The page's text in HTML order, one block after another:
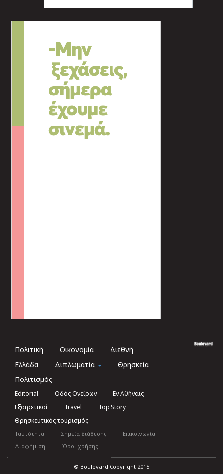
Πολιτική Οικονομία
Διεθνή
Ελλάδα
Διπλωματία
Θρησκεία
Πολιτισμός
Editorial Οδός Ονείρων
Εν Αθήναις
Εξαιρετικοί
Travel
Top Story
Θρησκευτικός τουρισμός
Ταυτότητα Σημεία διάθεσης
Επικοινωνία
Διαφήμιση
Όροι χρήσης
© Boulevard Copyright 2015